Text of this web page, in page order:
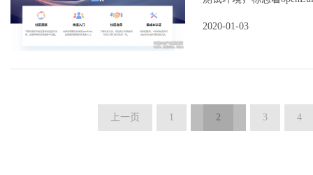
2020-01-03
上一页 1 2 3 4